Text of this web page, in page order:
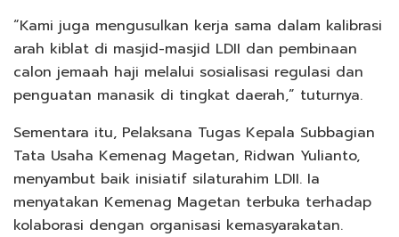
“Kami juga mengusulkan kerja sama dalam kalibrasi
arah kiblat di masjid-masjid LDII dan pembinaan
calon jemaah haji melalui sosialisasi regulasi dan
penguatan manasik di tingkat daerah,” tuturnya.
Sementara itu, Pelaksana Tugas Kepala Subbagian
Tata Usaha Kemenag Magetan, Ridwan Yulianto,
menyambut baik inisiatif silaturahim LDII. Ia
menyatakan Kemenag Magetan terbuka terhadap
kolaborasi dengan organisasi kemasyarakatan.